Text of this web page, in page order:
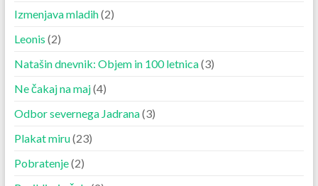
Izmenjava mladih(2)
Leonis (2)
Natašin dnevnik: Objem in 100 letnica(3)
Ne čakaj na maj(4)
Odbor severnega Jadrana(3)
Plakat miru(23)
Pobratenje(2)